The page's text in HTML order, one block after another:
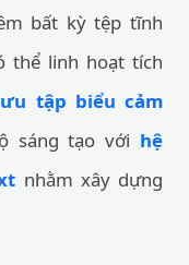
bất kỳ tệp tĩnh
thể linh hoạt tích
tập biểu cảm
sáng tạo với hệ
nhằm xây dựng